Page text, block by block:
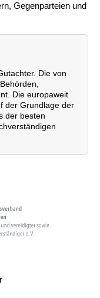
Gegenparteien und
Die von
Die europaweit
der Grundlage der
der besten